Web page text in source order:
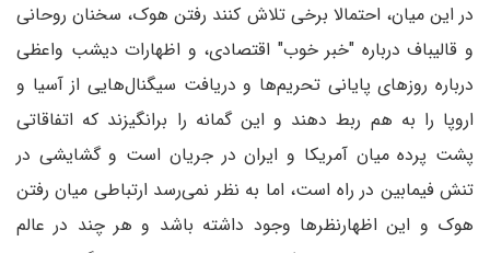
در این میان، احتمالا برخی تلاش کنند رفتن هوک، سخنان روحانی
و قالیباف درباره "خبر خوب" اقتصادی، و اظهارات دیشب واعظی
درباره روزهای پایانی تحریم‌ها و دریافت سیگنال‌هایی از آسیا و
اروپا را به هم ربط دهند و این گمانه را برانگیزند که اتفاقاتی
پشت پرده میان آمریکا و ایران در جریان است و گشایشی در
تنش فیمابین در راه است، اما به نظر نمی‌رسد ارتباطی میان رفتن
هوک و این اظهارنظرها وجود داشته باشد و هر چند در عالم